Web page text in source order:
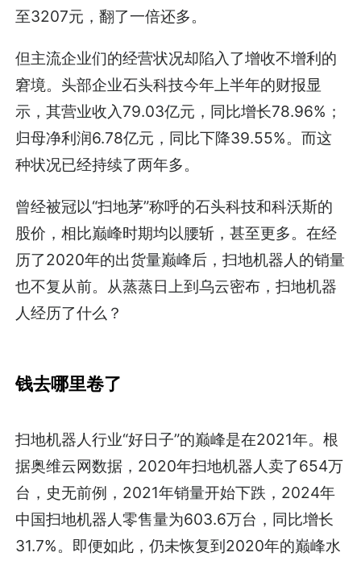
至3207元，翻了一倍还多。
但主流企业们的经营状况却陷入了增收不增利的
窘境。头部企业石头科技今年上半年的财报显
示，其营业收入79.03亿元，同比增长78.96%；
归母净利润6.78亿元，同比下降39.55%。而这
种状况已经持续了两年多。
曾经被冠以“扫地茅”称呼的石头科技和科沃斯的
股价，相比巅峰时期均以腰斩，甚至更多。在经
历了2020年的出货量巅峰后，扫地机器人的销量
也不复从前。从蒸蒸日上到乌云密布，扫地机器
人经历了什么？
钱去哪里卷了
扫地机器人行业“好日子”的巅峰是在2021年。根
据奥维云网数据，2020年扫地机器人卖了654万
台，史无前例，2021年销量开始下跌，2024年
中国扫地机器人零售量为603.6万台，同比增长
31.7%。即便如此，仍未恢复到2020年的巅峰水